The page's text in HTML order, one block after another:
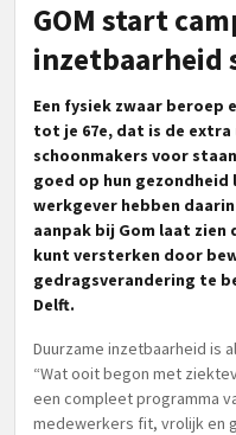
GOM start
inzetbaarheid
Een fysiek zwaar beroep
tot je 67e, dat is de
schoonmakers voor
goed op hun gezondheid
werkgever hebben
aanpak bij Gom laat
kunt versterken door
gedragsverandering te
Delft.
Duurzame inzetbaarheid is
“Wat ooit begon met
een compleet programma
medewerkers fit, vrolijk en